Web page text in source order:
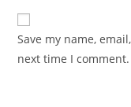
Save my name,
next time I comment.